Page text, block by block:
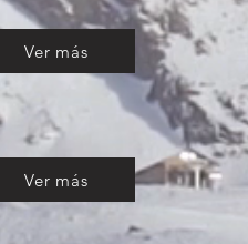
Ver más
Ver más